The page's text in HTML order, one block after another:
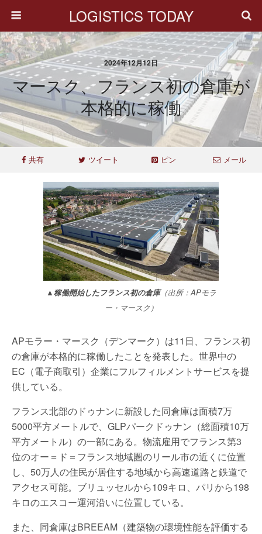
LOGISTICS TODAY
2024年12月12日
マースク、フランス初の倉庫が
本格的に稼働
共有 ツイート ピン メール
▲稼働開始したフランス初の倉庫（出所：APモラ
ー・マースク）
APモラー・マースク（デンマーク）は11日、フランス初
の倉庫が本格的に稼働したことを発表した。世界中の
EC（電子商取引）企業にフルフィルメントサービスを提
供している。
フランス北部のドゥナンに新設した同倉庫は面積7万
5000平方メートルで、GLPパークドゥナン（総面積10万
平方メートル）の一部にある。物流雇用でフランス第3
位のオー＝ド＝フランス地域圏のリール市の近くに位置
し、50万人の住民が居住する地域から高速道路と鉄道で
アクセス可能。ブリュッセルから109キロ、パリから198
キロのエスコー運河沿いに位置している。
また、同倉庫はBREEAM（建築物の環境性能を評価する